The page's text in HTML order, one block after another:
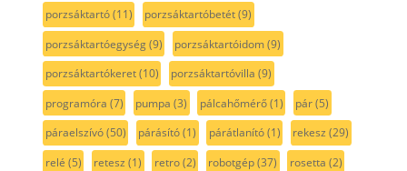
porzsáktartó(11) porzsáktartóbetét(9)
porzsáktartóegység(9) porzsáktartóidom(9)
porzsáktartókeret(10) porzsáktartóvilla (9)
programóra (7) pumpa (3) pálcahőmérő(1) pár(5)
páraelszívó(50) párásító(1) párátlanító(1) rekesz (29)
relé (5) retesz (1) retro(2) robotgép(37) rosetta (2)